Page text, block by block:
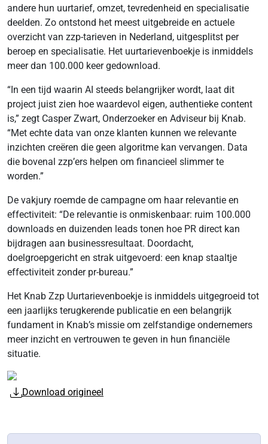
andere hun uurtarief, omzet, tevredenheid en specialisatie
deelden. Zo ontstond het meest uitgebreide en actuele
overzicht van zzp-tarieven in Nederland, uitgesplitst per
beroep en specialisatie. Het uurtarievenboekje is inmiddels
meer dan 100.000 keer gedownload.
“In een tijd waarin AI steeds belangrijker wordt, laat dit
project juist zien hoe waardevol eigen, authentieke content
is,” zegt Casper Zwart, Onderzoeker en Adviseur bij Knab.
“Met echte data van onze klanten kunnen we relevante
inzichten creëren die geen algoritme kan vervangen. Data
die bovenal zzp’ers helpen om financieel slimmer te
worden.”
De vakjury roemde de campagne om haar relevantie en
effectiviteit: “De relevantie is onmiskenbaar: ruim 100.000
downloads en duizenden leads tonen hoe PR direct kan
bijdragen aan businessresultaat. Doordacht,
doelgroepgericht en strak uitgevoerd: een knap staaltje
effectiviteit zonder pr-bureau.”
Het Knab Zzp Uurtarievenboekje is inmiddels uitgegroeid tot
een jaarlijks terugkerende publicatie en een belangrijk
fundament in Knab’s missie om zelfstandige ondernemers
meer inzicht en vertrouwen te geven in hun financiële
situatie.
Download origineel